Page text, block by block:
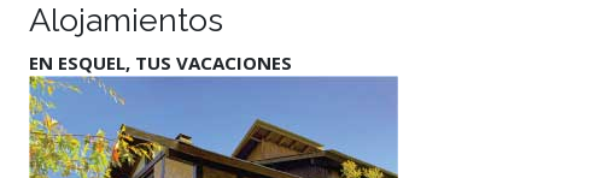
Alojamientos
EN ESQUEL, TUS VACACIONES